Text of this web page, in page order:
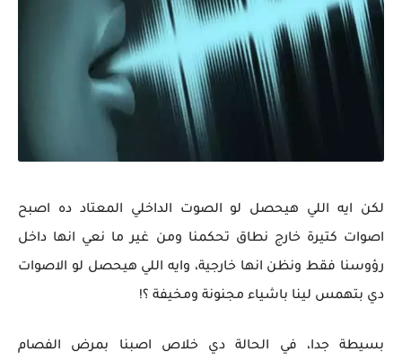
لكن ايه اللي هيحصل لو الصوت الداخلي المعتاد ده اصبح
اصوات كتيرة خارج نطاق تحكمنا ومن غير ما نعي انها داخل
رؤوسنا فقط ونظن انها خارجية، وايه اللي هيحصل لو الاصوات
دي بتهمس لينا باشياء مجنونة ومخيفة ؟!
بسيطة جدا، في الحالة دي خلاص اصبنا بمرض الفصام